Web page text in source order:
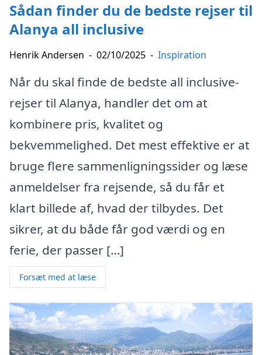
Sådan finder du de bedste rejser til
Alanya all inclusive
Henrik Andersen - 02/10/2025 - Inspiration
Når du skal finde de bedste all inclusive-
rejser til Alanya, handler det om at
kombinere pris, kvalitet og
bekvemmelighed. Det mest effektive er at
bruge flere sammenligningssider og læse
anmeldelser fra rejsende, så du får et
klart billede af, hvad der tilbydes. Det
sikrer, at du både får god værdi og en
ferie, der passer […]
Forsæt med at læse